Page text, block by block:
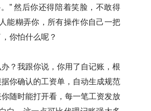
” 然后你还得陪着笑脸，不敢得
能糊弄你，所有操作你自己一把
你怕什么呢？
？我跟你说，你用了自记账，根
你确认的工资单，自动生成规范
随时能打开看，每一笔工资发放